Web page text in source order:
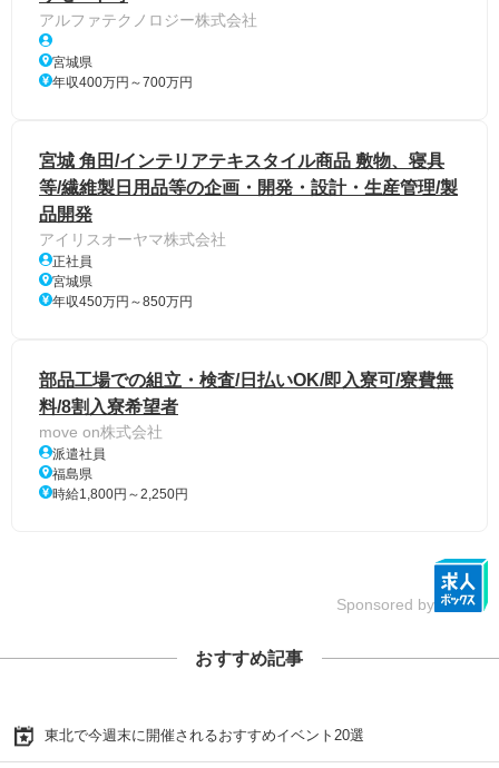
アルファテクノロジー株式会社
宮城県
年収400万円～700万円
宮城 角田/インテリアテキスタイル商品 敷物、寝具
等/繊維製日用品等の企画・開発・設計・生産管理/製
品開発
アイリスオーヤマ株式会社
正社員
宮城県
年収450万円～850万円
部品工場での組立・検査/日払いOK/即入寮可/寮費無
料/8割入寮希望者
move on株式会社
派遣社員
福島県
時給1,800円～2,250円
Sponsored by
おすすめ記事
東北で今週末に開催されるおすすめイベント20選